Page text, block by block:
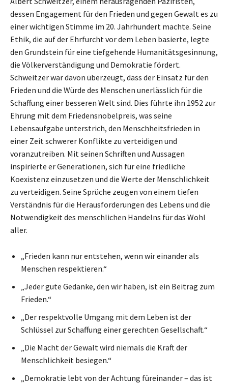
dessen Engagement für den Frieden und gegen Gewalt es zu
einer wichtigen Stimme im 20. Jahrhundert machte. Seine
Ethik, die auf der Ehrfurcht vor dem Leben basierte, legte
den Grundstein für eine tiefgehende Humanitätsgesinnung,
die Völkerverständigung und Demokratie fördert.
Schweitzer war davon überzeugt, dass der Einsatz für den
Frieden und die Würde des Menschen unerlässlich für die
Schaffung einer besseren Welt sind. Dies führte ihn 1952 zur
Ehrung mit dem Friedensnobelpreis, was seine
Lebensaufgabe unterstrich, den Menschheitsfrieden in
einer Zeit schwerer Konflikte zu verteidigen und
voranzutreiben. Mit seinen Schriften und Aussagen
inspirierte er Generationen, sich für eine friedliche
Koexistenz einzusetzen und die Werte der Menschlichkeit
zu verteidigen. Seine Sprüche zeugen von einem tiefen
Verständnis für die Herausforderungen des Lebens und die
Notwendigkeit des menschlichen Handelns für das Wohl
aller.
„Frieden kann nur entstehen, wenn wir einander als
Menschen respektieren.“
„Jeder gute Gedanke, den wir haben, ist ein Beitrag zum
Frieden.“
„Der respektvolle Umgang mit dem Leben ist der
Schlüssel zur Schaffung einer gerechten Gesellschaft.“
„Die Macht der Gewalt wird niemals die Kraft der
Menschlichkeit besiegen.“
„Demokratie lebt von der Achtung füreinander – das ist